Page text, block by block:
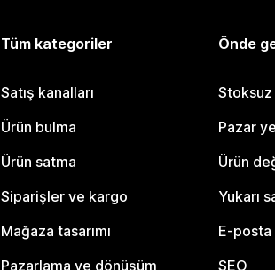
Tüm kategoriler
Satış kanalları
Ürün bulma
Ürün satma
Siparişler ve kargo
Mağaza tasarımı
Pazarlama ve dönüşüm
Önde
Stoksuz
Pazar
Ürün
Yukarı
E-posta
SEO